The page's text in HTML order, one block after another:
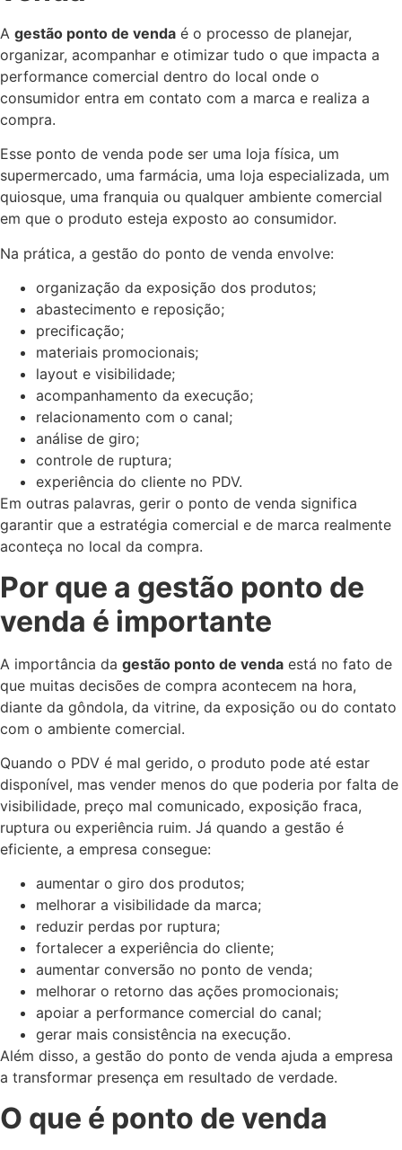
A gestão ponto de venda é o processo de planejar,
organizar, acompanhar e otimizar tudo o que impacta a
performance comercial dentro do local onde o
consumidor entra em contato com a marca e realiza a
compra.
Esse ponto de venda pode ser uma loja física, um
supermercado, uma farmácia, uma loja especializada, um
quiosque, uma franquia ou qualquer ambiente comercial
em que o produto esteja exposto ao consumidor.
Na prática, a gestão do ponto de venda envolve:
organização da exposição dos produtos;
abastecimento e reposição;
precificação;
materiais promocionais;
layout e visibilidade;
acompanhamento da execução;
relacionamento com o canal;
análise de giro;
controle de ruptura;
experiência do cliente no PDV.
Em outras palavras, gerir o ponto de venda significa
garantir que a estratégia comercial e de marca realmente
aconteça no local da compra.
Por que a gestão ponto de
venda é importante
A importância da gestão ponto de venda está no fato de
que muitas decisões de compra acontecem na hora,
diante da gôndola, da vitrine, da exposição ou do contato
com o ambiente comercial.
Quando o PDV é mal gerido, o produto pode até estar
disponível, mas vender menos do que poderia por falta de
visibilidade, preço mal comunicado, exposição fraca,
ruptura ou experiência ruim. Já quando a gestão é
eficiente, a empresa consegue:
aumentar o giro dos produtos;
melhorar a visibilidade da marca;
reduzir perdas por ruptura;
fortalecer a experiência do cliente;
aumentar conversão no ponto de venda;
melhorar o retorno das ações promocionais;
apoiar a performance comercial do canal;
gerar mais consistência na execução.
Além disso, a gestão do ponto de venda ajuda a empresa
a transformar presença em resultado de verdade.
O que é ponto de venda